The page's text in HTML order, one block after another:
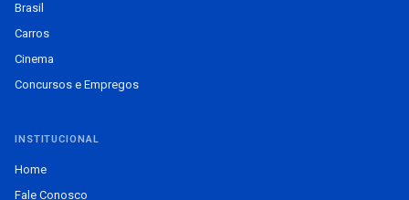
Brasil
Carros
Cinema
Concursos e Empregos
INSTITUCIONAL
Home
Fale Conosco